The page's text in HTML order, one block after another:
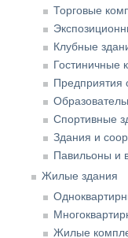
Торговые
Клубные
Гостиничные
Предприятия
Спортивные
Здания и
Павильоны и
Жилые здания
Жилые